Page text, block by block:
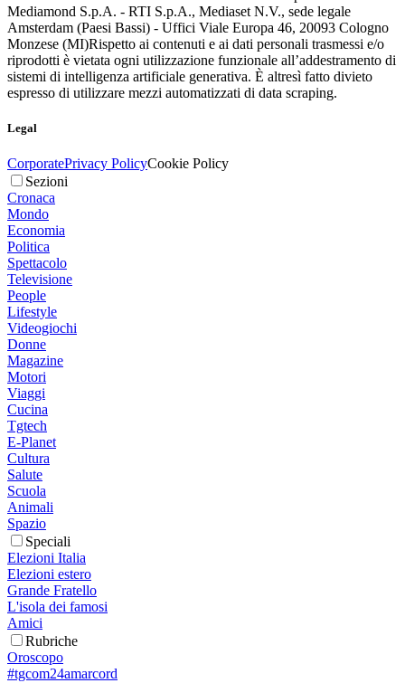
Mediamond S.p.A. - RTI S.p.A., Mediaset N.V., sede legale
Amsterdam (Paesi Bassi) - Uffici Viale Europa 46, 20093 Cologno
Monzese (MI)Rispetto ai contenuti e ai dati personali trasmessi e/o
riprodotti è vietata ogni utilizzazione funzionale all’addestramento di
sistemi di intelligenza artificiale generativa. È altresì fatto divieto
espresso di utilizzare mezzi automatizzati di data scraping.
Legal
CorporatePrivacy PolicyCookie Policy
Sezioni
Cronaca
Mondo
Economia
Politica
Spettacolo
Televisione
People
Lifestyle
Videogiochi
Donne
Magazine
Motori
Viaggi
Cucina
Tgtech
E-Planet
Cultura
Salute
Scuola
Animali
Spazio
Speciali
Elezioni Italia
Elezioni estero
Grande Fratello
L'isola dei famosi
Amici
Rubriche
Oroscopo
#tgcom24amarcord